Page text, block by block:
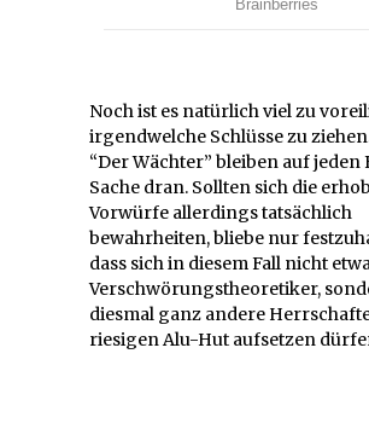
Noch ist es natürlich viel zu
irgendwelche Schlüsse zu
“Der Wächter” bleiben auf jeden
Sache dran. Sollten sich die
Vorwürfe allerdings tatsächlich
bewahrheiten, bliebe nur
dass sich in diesem Fall nicht
Verschwörungstheoretiker,
diesmal ganz andere
riesigen Alu-Hut aufsetzen